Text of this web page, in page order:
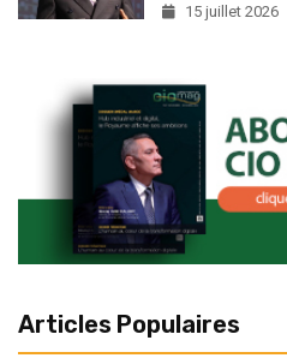
15 juillet 2026
Articles Populaires